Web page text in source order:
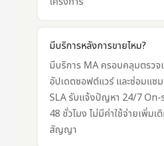
มีบริการหลังการขายไหม?
มีบริการ MA ครอบคลุมตรว
อัปเดตซอฟต์แวร์ และซ่อมแซ
SLA รับแจ้งปัญหา 24/7 On-
48 ชั่วโมง ไม่มีค่าใช้จ่ายเพิ่ม
สัญญา